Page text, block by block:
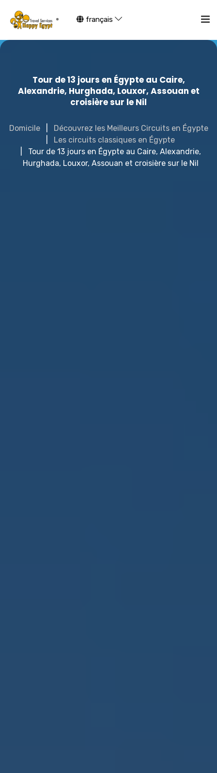
français
Tour de 13 jours en Égypte au Caire,
Alexandrie, Hurghada, Louxor, Assouan et
croisière sur le Nil
Domicile
Découvrez les Meilleurs Circuits en Égypte
Les circuits classiques en Égypte
Tour de 13 jours en Égypte au Caire, Alexandrie,
Hurghada, Louxor, Assouan et croisière sur le Nil